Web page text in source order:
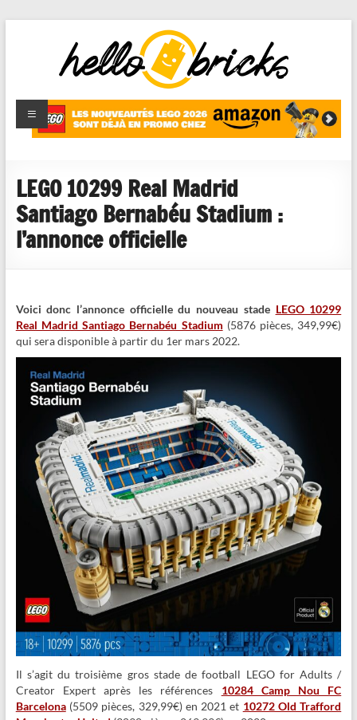
HelloBricks
Blog LEGO,
nouveaut�s
reviews
LEGO 10299 Real Madrid
Santiago Bernabéu Stadium :
l’annonce officielle
Voici donc l’annonce officielle du nouveau stade LEGO 10299
Real Madrid Santiago Bernabéu Stadium (5876 pièces, 349,99€)
qui sera disponible à partir du 1er mars 2022.
Il s’agit du troisième gros stade de football LEGO for Adults /
Creator Expert après les références 10284 Camp Nou FC
Barcelona(5509 pièces, 329,99€) en 2021 et 10272 Old Trafford